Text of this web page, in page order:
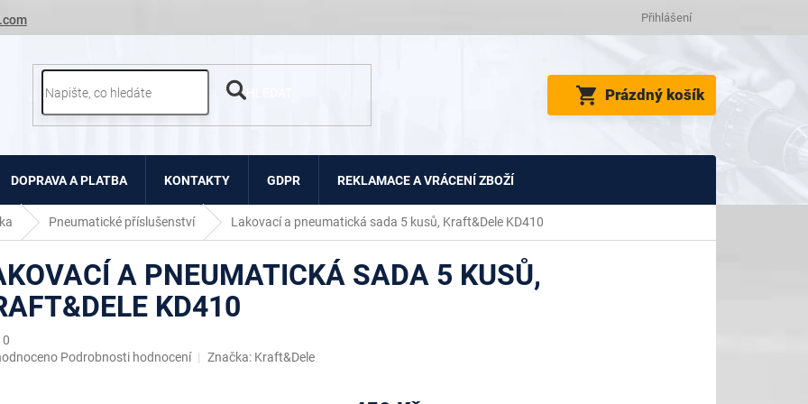
Přihlášení
NÁKUPNÍ
KOŠÍK
Prázdný košík
DOPRAVA A PLATBA KONTAKTY GDPR REKLAMACE A VRÁCENÍ ZBOŽÍ
Pneumatické příslušenství Lakovací a pneumatická sada 5 kusů, Kraft&Dele KD410
A PNEUMATICKÁ SADA 5 KUSŮ,
KD410
Podrobnosti hodnocení Značka: Kraft&Dele